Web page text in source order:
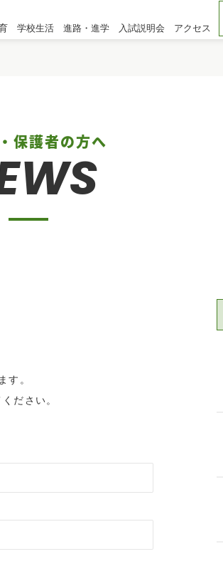
学校生活 進路・進学 入試説明会 アクセス
保護者の方へ
。
ださい。